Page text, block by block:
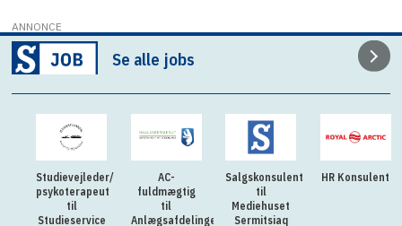
ANNONCE
Se alle jobs
Studievejleder/
psykoterapeut
til
Studieservice
AC-
fuldmægtig
til
Anlægsafdelingen
Salgskonsulent
til
Mediehuset
Sermitsiaq
HR Konsulent